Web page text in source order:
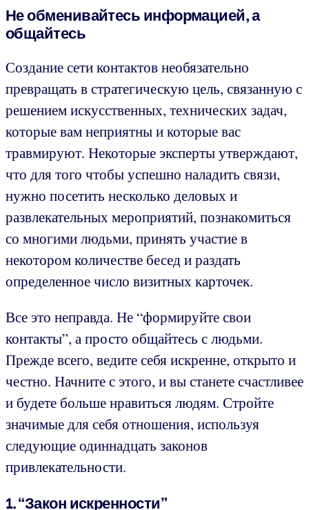
Не обменивайтесь информацией, а
общайтесь
Создание сети контактов необязательно
превращать в стратегическую цель, связанную с
решением искусственных, технических задач,
которые вам неприятны и которые вас
травмируют. Некоторые эксперты утверждают,
что для того чтобы успешно наладить связи,
нужно посетить несколько деловых и
развлекательных мероприятий, познакомиться
со многими людьми, принять участие в
некотором количестве бесед и раздать
определенное число визитных карточек.
Все это неправда. Не “формируйте свои
контакты”, а просто общайтесь с людьми.
Прежде всего, ведите себя искренне, открыто и
честно. Начните с этого, и вы станете счастливее
и будете больше нравиться людям. Стройте
значимые для себя отношения, используя
следующие одиннадцать законов
привлекательности.
1. “Закон искренности”